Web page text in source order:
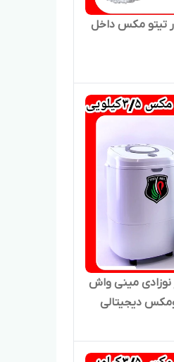
تیتو مکس داخل
مینی واش
دیجیتالی